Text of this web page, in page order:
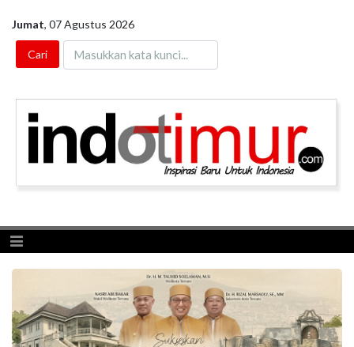
Jumat, 07 Agustus 2026
Toggle navigation